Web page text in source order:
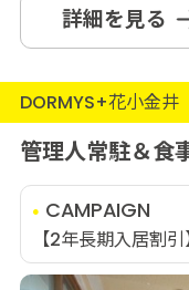
詳細を見る
DORMYS+花小金井
管理人常駐＆食
CAMPAIGN
【2年長期入居割